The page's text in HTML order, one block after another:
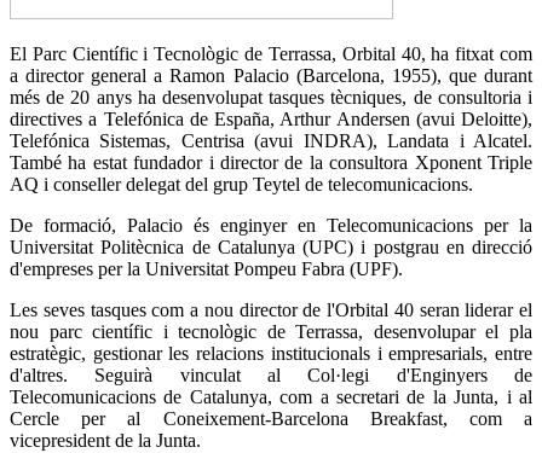
El Parc Científic i Tecnològic de Terrassa, Orbital 40, ha fitxat com
a director general a Ramon Palacio (Barcelona, 1955), que durant
més de 20 anys ha desenvolupat tasques tècniques, de consultoria i
directives a Telefónica de España, Arthur Andersen (avui Deloitte),
Telefónica Sistemas, Centrisa (avui INDRA), Landata i Alcatel.
També ha estat fundador i director de la consultora Xponent Triple
AQ i conseller delegat del grup Teytel de telecomunicacions.
De formació, Palacio és enginyer en Telecomunicacions per la
Universitat Politècnica de Catalunya (UPC) i postgrau en direcció
d'empreses per la Universitat Pompeu Fabra (UPF).
Les seves tasques com a nou director de l'Orbital 40 seran liderar el
nou parc científic i tecnològic de Terrassa, desenvolupar el pla
estratègic, gestionar les relacions institucionals i empresarials, entre
d'altres. Seguirà vinculat al Col·legi d'Enginyers de
Telecomunicacions de Catalunya, com a secretari de la Junta, i al
Cercle per al Coneixement-Barcelona Breakfast, com a
vicepresident de la Junta.